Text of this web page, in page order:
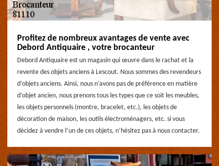
Profitez de nombreux avantages de vente avec
Debord Antiquaire , votre brocanteur
Debord Antiquaire est un magasin qui œuvre dans le rachat et la
revente des objets anciens à Lescout. Nous sommes des revendeurs
d’objets anciens. Ainsi, nous n’avons pas de préférence en matière
d’objet ancien, nous prenons tous les types que ce soit les meubles,
les objets personnels (montre, bracelet, etc.), les objets de
décoration de maison, les outils électroménagers, etc. si vous
décidez à vendre l’un de ces objets, n’hésitez pas à nous contacter.